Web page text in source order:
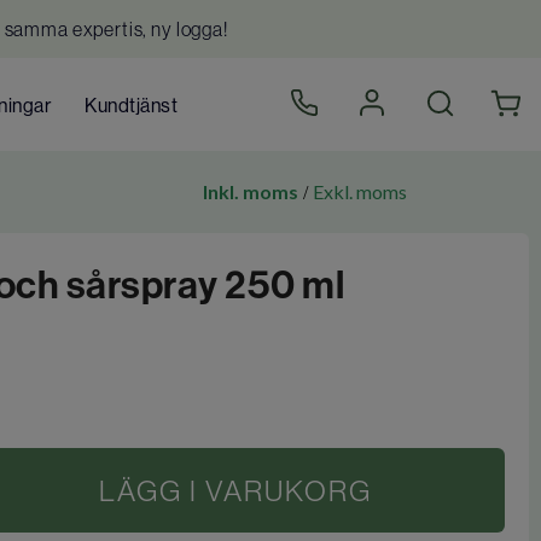
expertis, ny logga!
Kundtjänst
Inkl. moms / Exkl. moms
sårspray 250 ml
LÄGG I VARUKORG